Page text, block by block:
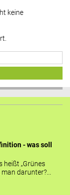
keine
- was soll
heißt „Grünes
darunter?...